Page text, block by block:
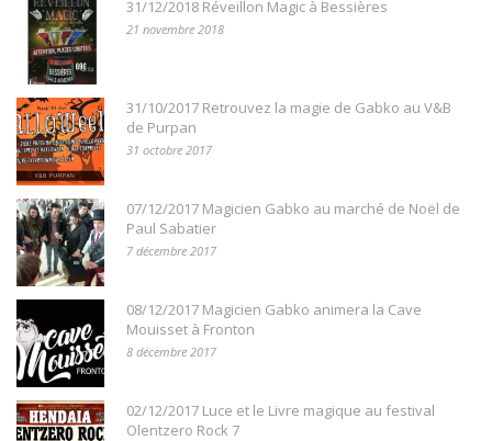
31/12/2018 Réveillon Magic à Bessières
21 novembre 2018
31/10/2017 Retrouvez la magie de Gabko au V&B
de Purpan
31 octobre 2017
07/12/2017 Magicien Gabko au marché de Noël de
Paul Sabatier
7 décembre 2017
08/12/2017 Magicien Gabko animera la Cave
Mouisset à Fronton
8 décembre 2017
02/12/2017 Luce et le Livre magique au festival
Olentzero Rock 7